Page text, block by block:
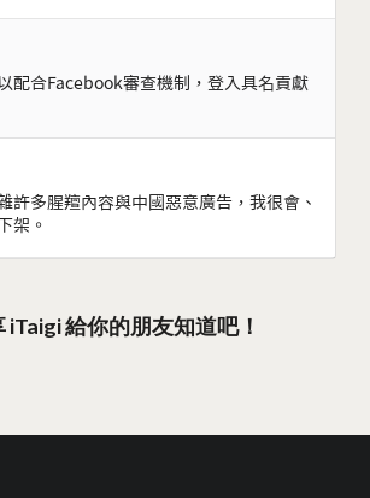
配合Facebook審查機制，登入具名貢獻
許多腥羶內容與中國惡意廣告，我很會、
架。
iTaigi 給你的朋友知道吧！